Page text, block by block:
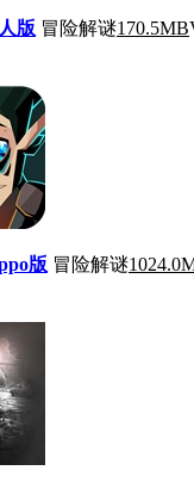
版 冒险解谜170.5MB
版 冒险解谜